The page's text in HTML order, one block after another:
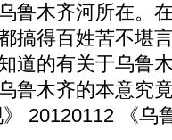
鲁木齐河所在。
搞得百姓苦不堪
道的有关于乌鲁
鲁木齐的本意究
20120112 《乌